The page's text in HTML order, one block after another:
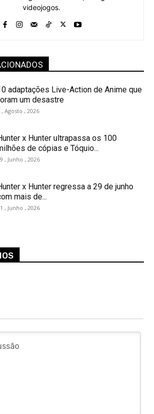
videojogos.
adaptações Live-Action de Anime que
um desastre
, Agosto , 2026
x Hunter ultrapassa os 100
de cópias e Tóquio...
, Junho , 2026
x Hunter regressa a 29 de junho
mais de...
, Junho , 2026